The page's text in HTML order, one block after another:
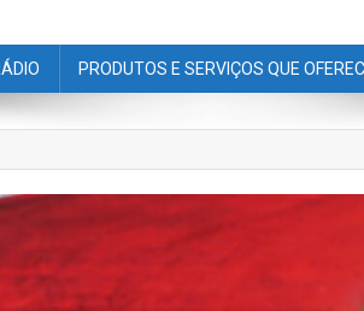
PRODUTOS E SERVIÇOS QUE